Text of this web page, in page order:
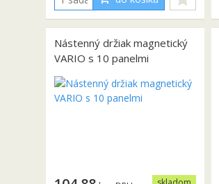
Nástenný držiak magnetický
VARIO s 10 panelmi